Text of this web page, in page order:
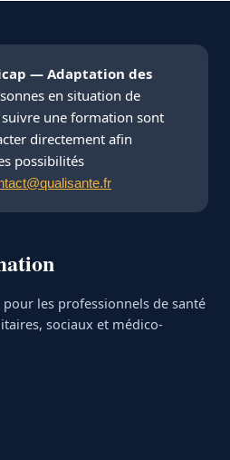
— Adaptation des
en situation de
une formation sont
directement afin
possibilités
les professionnels de santé
sociaux et médico-